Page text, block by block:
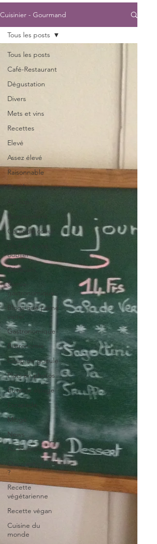
Cuisinier - Gourmand
Tous les posts
Café-Restaurant
Dégustation
Divers
Mets et vins
Recettes
Elevé
Assez élevé
Raisonnable
Pas cher
Bon moment
Coup de coeur
oublier
Décevant
Semie-
gastronomique
Blogs que j'aime
visiter
Gastronomique
Bistronomie
Coup de gueule
Plats en photos
Buvette alpage
Escapade
Mitigé
News
Au fourneau
Qui c'est celui-là
?
Recette
végétarienne
Recette végan
Cuisine du
monde
Tous les posts